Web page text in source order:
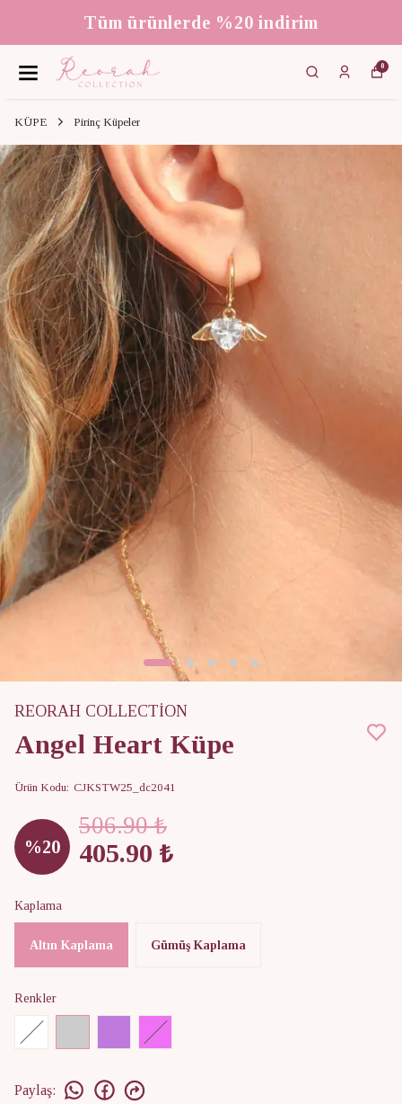
3000 ₺ üzeri ücretsiz kargo
0
KÜPE Pirinç Küpeler
REORAH COLLECTİON
Angel Heart Küpe
Ürün Kodu: CJKSTW25_dc2041
%20
506.90 ₺
405.90 ₺
Kaplama
Altın Kaplama Gümüş Kaplama
Renkler
Paylaş: